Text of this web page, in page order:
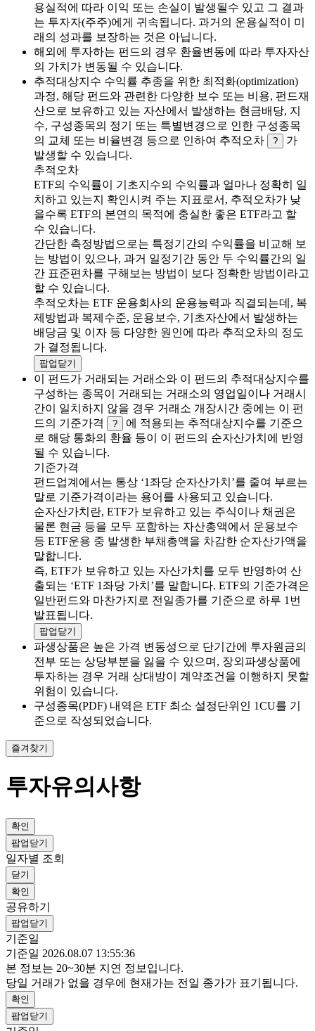
용실적에 따라 이익 또는 손실이 발생될수 있고 그 결과
는 투자자(주주)에게 귀속됩니다. 과거의 운용실적이 미
래의 성과를 보장하는 것은 아닙니다.
해외에 투자하는 펀드의 경우 환율변동에 따라 투자자산
의 가치가 변동될 수 있습니다.
추적대상지수 수익률 추종을 위한 최적화(optimization)
과정, 해당 펀드와 관련한 다양한 보수 또는 비용, 펀드재
산으로 보유하고 있는 자산에서 발생하는 현금배당, 지
수, 구성종목의 정기 또는 특별변경으로 인한 구성종목
의 교체 또는 비율변경 등으로 인하여 추적오차
?
가
발생할 수 있습니다.
추적오차
ETF의 수익률이 기초지수의 수익률과 얼마나 정확히 일
치하고 있는지 확인시켜 주는 지표로서, 추적오차가 낮
을수록 ETF의 본연의 목적에 충실한 좋은 ETF라고 할
수 있습니다.
간단한 측정방법으로는 특정기간의 수익률을 비교해 보
는 방법이 있으나, 과거 일정기간 동안 두 수익률간의 일
간 표준편차를 구해보는 방법이 보다 정확한 방법이라고
할 수 있습니다.
추적오차는 ETF 운용회사의 운용능력과 직결되는데, 복
제방법과 복제수준, 운용보수, 기초자산에서 발생하는
배당금 및 이자 등 다양한 원인에 따라 추적오차의 정도
가 결정됩니다.
팝업닫기
이 펀드가 거래되는 거래소와 이 펀드의 추적대상지수를
구성하는 종목이 거래되는 거래소의 영업일이나 거래시
간이 일치하지 않을 경우 거래소 개장시간 중에는 이 펀
드의 기준가격
?
에 적용되는 추적대상지수를 기준으
로 해당 통화의 환율 등이 이 펀드의 순자산가치에 반영
될 수 있습니다.
기준가격
펀드업계에서는 통상 ‘1좌당 순자산가치’를 줄여 부르는
말로 기준가격이라는 용어를 사용되고 있습니다.
순자산가치란, ETF가 보유하고 있는 주식이나 채권은
물론 현금 등을 모두 포함하는 자산총액에서 운용보수
등 ETF운용 중 발생한 부채총액을 차감한 순자산가액을
말합니다.
즉, ETF가 보유하고 있는 자산가치를 모두 반영하여 산
출되는 ‘ETF 1좌당 가치’를 말합니다. ETF의 기준가격은
일반펀드와 마찬가지로 전일종가를 기준으로 하루 1번
발표됩니다.
팝업닫기
파생상품은 높은 가격 변동성으로 단기간에 투자원금의
전부 또는 상당부분을 잃을 수 있으며, 장외파생상품에
투자하는 경우 거래 상대방이 계약조건을 이행하지 못할
위험이 있습니다.
구성종목(PDF) 내역은 ETF 최소 설정단위인 1CU를 기
준으로 작성되었습니다.
즐겨찾기
투자유의사항
확인
팝업닫기
일자별 조회
닫기
확인
공유하기
팝업닫기
기준일
기준일 2026.08.07 13:55:36
본 정보는 20~30분 지연 정보입니다.
당일 거래가 없을 경우에 현재가는 전일 종가가 표기됩니다.
확인
팝업닫기